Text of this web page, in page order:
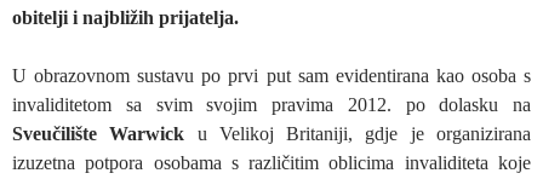
obitelji i najbližih prijatelja.
U obrazovnom sustavu po prvi put sam evidentirana kao osoba s
invaliditetom sa svim svojim pravima 2012. po dolasku na
Sveučilište Warwick u Velikoj Britaniji, gdje je organizirana
izuzetna potpora osobama s različitim oblicima invaliditeta koje